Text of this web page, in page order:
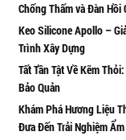
Chống Thấm và Đàn Hồi
Keo Silicone Apollo –
Trình Xây Dựng
Tất Tần Tật Về Kẽm
Bảo Quản
Khám Phá Hương Liệu
Đưa Đến Trải Nghiệm